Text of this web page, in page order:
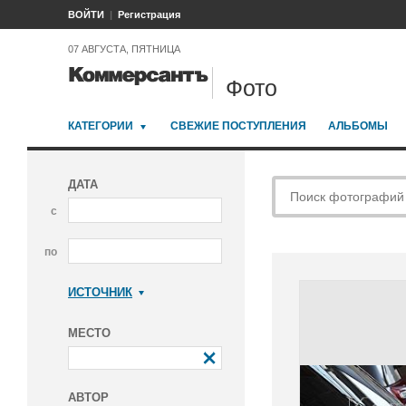
ВОЙТИ Регистрация
07 АВГУСТА, ПЯТНИЦА
Фото
КАТЕГОРИИ СВЕЖИЕ ПОСТУПЛЕНИЯ АЛЬБОМЫ
ДАТА
с
по
ИСТОЧНИК
МЕСТО
АВТОР